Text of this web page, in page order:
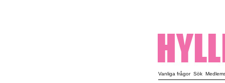
Vanliga frågor Sök